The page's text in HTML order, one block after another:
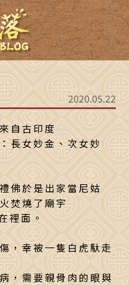
2020.05.22
自古印度
長女妙金、次女妙
佛於是出家當尼姑
焚燒了廟宇
裡面。
，幸被一隻白虎馱走
，需要親骨肉的眼與